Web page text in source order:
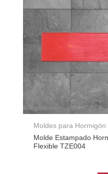
Moldes para Hormigón
Molde Estampado
Flexible TZE004